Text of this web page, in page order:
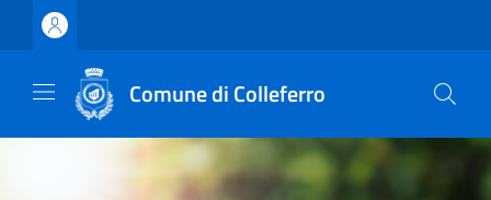
Vai ai contenuti
Vai al footer
Comune di Colleferro